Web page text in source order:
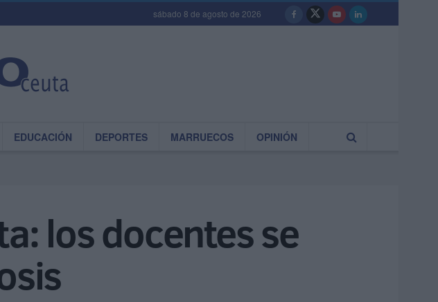
sábado 8 de agosto de 2026
EDUCACIÓN DEPORTES MARRUECOS OPINIÓN
los docentes se